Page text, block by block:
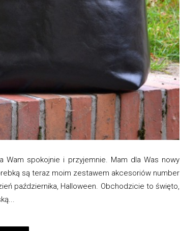
Wam spokojnie i przyjemnie. Mam dla Was nowy
są teraz moim zestawem akcesoriów number
października, Halloween. Obchodzicie to święto,